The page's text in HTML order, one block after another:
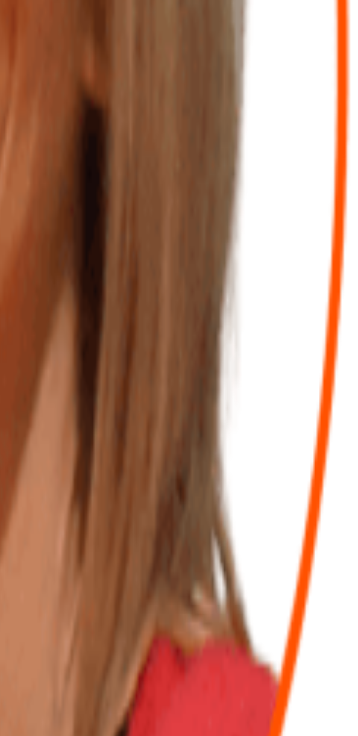
partenaire, accessible à tous les clients du réseau.
et réactive elle est engagée auprès de ses clients. Elle nous accompagne depuis
débutez votre activité elle est parfaite car elle est patiente et bonne pédagogue. Ses